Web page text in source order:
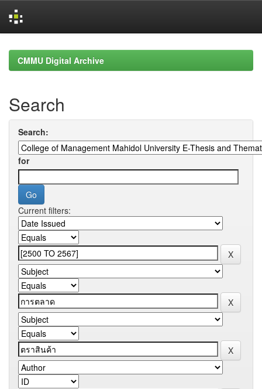
navigationCMMU Digital Archive
Search
Search:
for
Current filters: